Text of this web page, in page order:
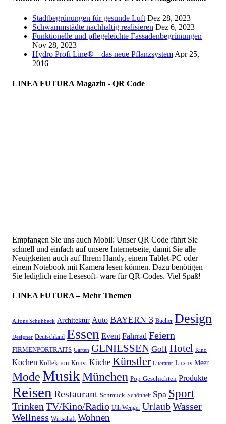
Stadtbegrünungen für gesunde Luft Dez 28, 2023
Schwammstädte nachhaltig realisieren Dez 6, 2023
Funktionelle und pflegeleichte Fassadenbegrünungen
Nov 28, 2023
Hydro Profi Line® – das neue Pflanzsystem Apr 25,
2016
LINEA FUTURA Magazin - QR Code
Empfangen Sie uns auch Mobil: Unser QR Code führt Sie
schnell und einfach auf unsere Internetseite, damit Sie alle
Neuigkeiten auch auf Ihrem Handy, einem Tablet-PC oder
einem Notebook mit Kamera lesen können. Dazu benötigen
Sie lediglich eine Lesesoft- ware für QR-Codes. Viel Spaß!
LINEA FUTURA – Mehr Themen
Alfons Schuhbeck Architektur Auto BAYERN 3 Bücher Design
Designer Deutschland Essen Event Fahrrad Feiern
FIRMENPORTRAITS Garten GENIESSEN Golf Hotel Kino
Kochen Kollektion Kunst Küche Künstler Literatur Luxus Meer
ModeMusikMünchen Pop-Geschichten Produkte
Reisen Restaurant Schmuck Schönheit Spa Sport
Trinken TV/Kino/Radio Ulli Wenger UrlaubWasser
Wellness Wirtschaft Wohnen